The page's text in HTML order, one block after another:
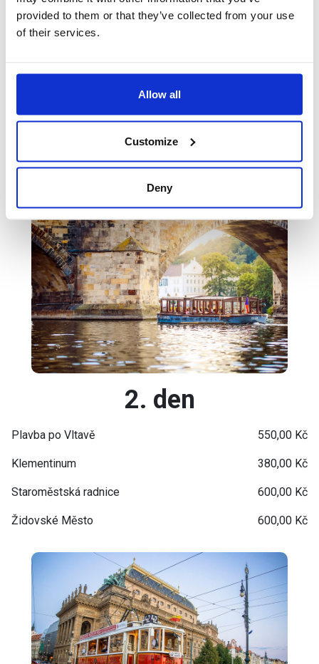
provided to them or that they’ve collected from your use
of their services.
Allow all
Customize
Deny
Petřínská rozhledna & Zrcadlové bludiště 550,00 Kč
Lobkowiczký palác 360,00 Kč
2. den
Plavba po Vltavě 550,00 Kč
Klementinum 380,00 Kč
Staroměstská radnice 600,00 Kč
Židovské Město 600,00 Kč